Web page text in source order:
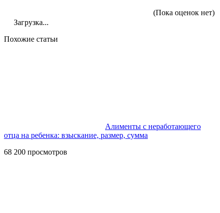
(Пока оценок нет)
Загрузка...
Похожие статьи
Алименты с неработающего
отца на ребенка: взыскание, размер, сумма
68 200 просмотров